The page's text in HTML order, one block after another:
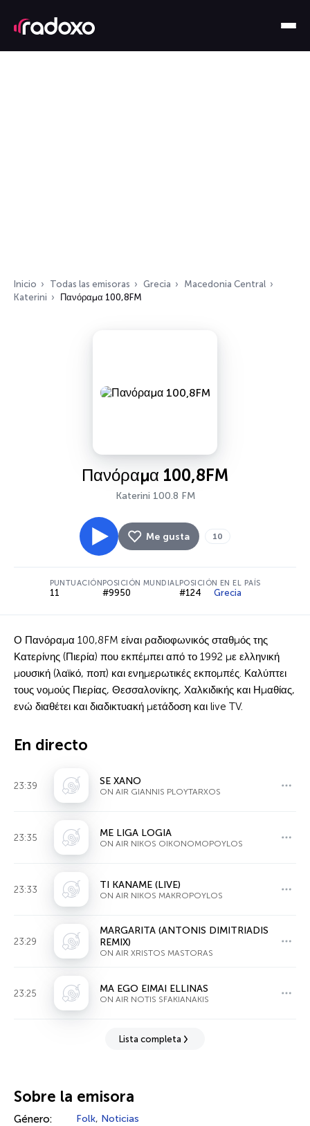
Inicio Todas las emisoras Grecia
Macedonia Central
Katerini
Πανόραμα 100,8FM
Πανόραμα 100,8FM
Katerini 100.8 FM
Me gusta 10
PUNTUACIÓN
11
POSICIÓN MUNDIAL
#9950
POSICIÓN EN EL PAÍS
#124 Grecia
Ο Πανόραμα 100,8FM είναι ραδιοφωνικός σταθμός της
Κατερίνης (Πιερία) που εκπέμπει από το 1992 με ελληνική
μουσική (λαϊκό, ποπ) και ενημερωτικές εκπομπές. Καλύπτει
τους νομούς Πιερίας, Θεσσαλονίκης, Χαλκιδικής και Ημαθίας,
ενώ διαθέτει και διαδικτυακή μετάδοση και live TV.
En directo
23:39 SE XANO
ON AIR GIANNIS PLOYTARXOS
23:35 ME LIGA LOGIA
ON AIR NIKOS OIKONOMOPOYLOS
23:33 TI KANAME (LIVE)
ON AIR NIKOS MAKROPOYLOS
23:29
MARGARITA (ANTONIS DIMITRIADIS
REMIX)
ON AIR XRISTOS MASTORAS
23:25 MA EGO EIMAI ELLINAS
ON AIR NOTIS SFAKIANAKIS
Lista completa
Sobre la emisora
Género: Folk, Noticias